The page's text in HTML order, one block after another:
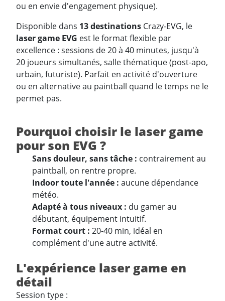
ou en envie d'engagement physique).
Disponible dans 13 destinations Crazy-EVG, le
laser game EVG est le format flexible par
excellence : sessions de 20 à 40 minutes, jusqu'à
20 joueurs simultanés, salle thématique (post-apo,
urbain, futuriste). Parfait en activité d'ouverture
ou en alternative au paintball quand le temps ne le
permet pas.
Pourquoi choisir le laser game
pour son EVG ?
Sans douleur, sans tâche : contrairement au
paintball, on rentre propre.
Indoor toute l'année : aucune dépendance
météo.
Adapté à tous niveaux : du gamer au
débutant, équipement intuitif.
Format court : 20-40 min, idéal en
complément d'une autre activité.
L'expérience laser game en
détail
Session type :